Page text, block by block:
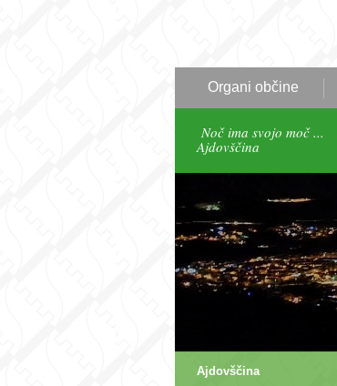
Organi občine
Noč ima svojo moč ...
Ajdovščina
Ajdovščina